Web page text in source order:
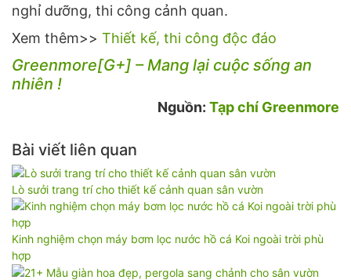
nghỉ dưỡng, thi công cảnh quan.
Xem thêm>> Thiết kế, thi công độc đáo
Greenmore[G+] – Mang lại cuộc sống an
nhiên !
Nguồn: Tạp chí Greenmore
Bài viết liên quan
Lò sưởi trang trí cho thiết kế cảnh quan sân vườn
Kinh nghiệm chọn máy bơm lọc nước hồ cá Koi ngoài trời phù
hợp